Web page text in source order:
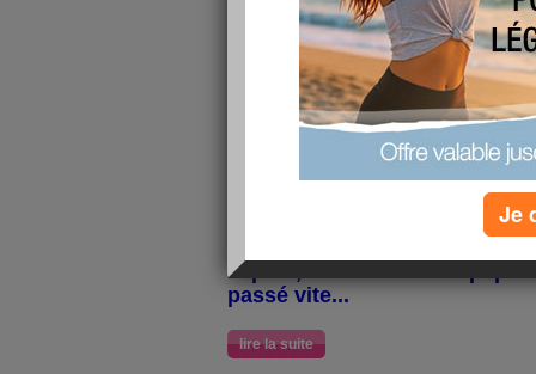
Bonsoir mes amis,
quelle belle journée
chaud... a 18h, il faisait
Une première journée de
passé vite... j'ai été travailler
mes 12km de vélo fait pour
Nous avions, ma collègue et
l'après midi une sortie au
... puis, il a fallu faire la
passé vite...
lire la suite
Je